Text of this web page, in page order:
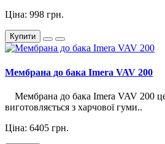
Ціна: 998 грн.
Купити
Мембрана до бака Imera VAV 200
Мембрана до бака Imera VAV 200 це
виготовляється з харчової гуми..
Ціна: 6405 грн.